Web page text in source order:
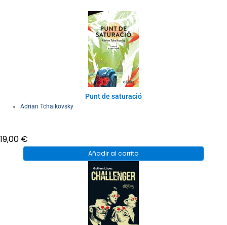
Punt de saturació
Adrian Tchaikovsky
19,00 €
Añadir al carrito